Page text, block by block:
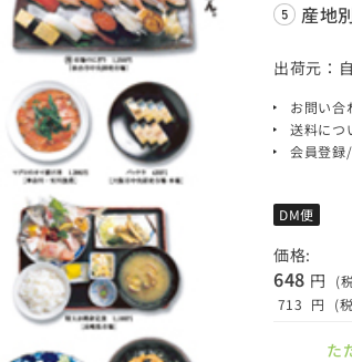
産地
出荷元：
お問い合
送料につ
会員登録
DM便
価格:
648 円
(
713 円 (
た